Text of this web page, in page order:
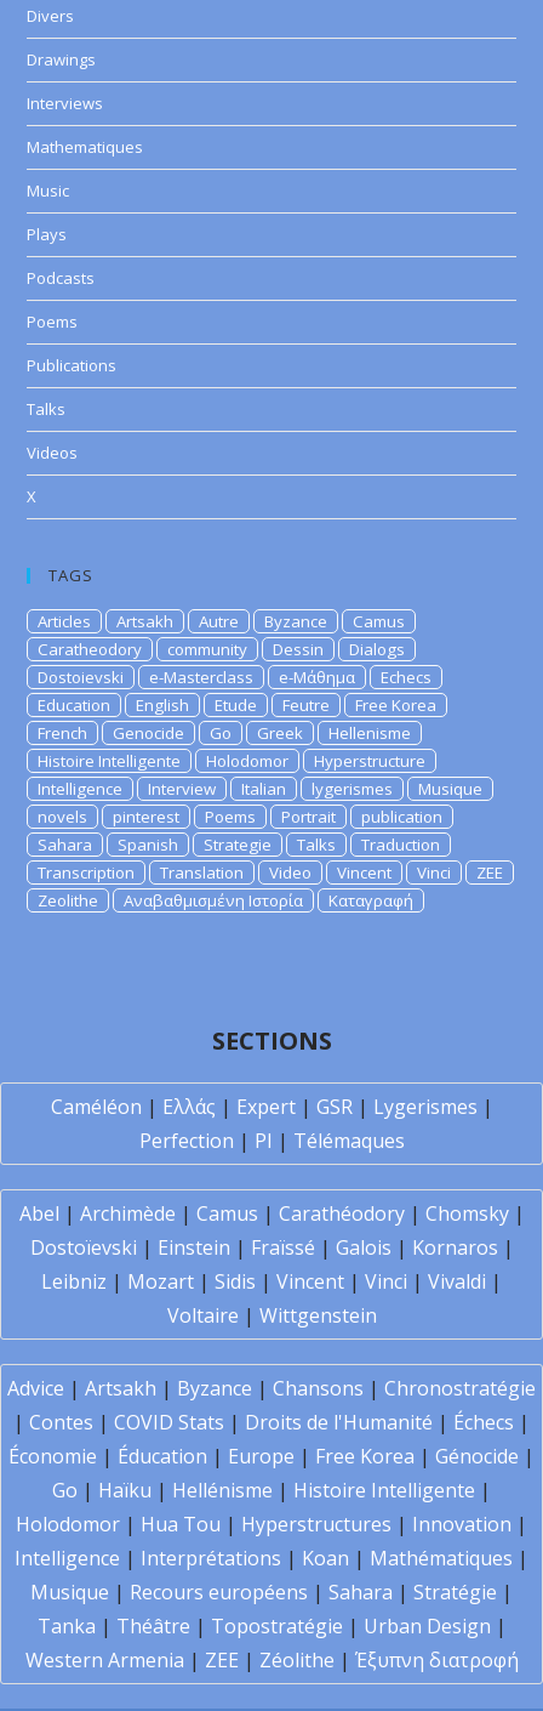
Divers
Drawings
Interviews
Mathematiques
Music
Plays
Podcasts
Poems
Publications
Talks
Videos
X
TAGS
Articles Artsakh Autre Byzance
Camus
Caratheodory
community Dessin
Dialogs
Dostoievski
e-Masterclass e-Μάθημα
Echecs
Education
English Etude Feutre
Free Korea
French
Genocide Go Greek
Hellenisme
Histoire Intelligente
Holodomor
Hyperstructure
Intelligence
Interview Italian lygerismes
Musique
novels
pinterest Poems Portrait
publication
Sahara
Spanish Strategie Talks
Traduction
Transcription
Translation Video Vincent Vinci
ZEE
Zeolithe
Αναβαθμισμένη Ιστορία Καταγραφή
SECTIONS
Caméléon | Ελλάς | Expert| GSR| Lygerismes |
Perfection | PI | Télémaques
Abel | Archimède | Camus | Carathéodory| Chomsky|
Dostoïevski | Einstein | Fraïssé | Galois | Kornaros |
Leibniz | Mozart | Sidis | Vincent | Vinci | Vivaldi |
Voltaire | Wittgenstein
Advice | Artsakh | Byzance | Chansons | Chronostratégie
| Contes | COVID Stats | Droits de l'Humanité | Échecs |
Économie | Éducation | Europe | Free Korea | Génocide |
Go | Haïku | Hellénisme | Histoire Intelligente |
Holodomor | Hua Tou | Hyperstructures | Innovation |
Intelligence | Interprétations | Koan | Mathématiques |
Musique | Recours européens | Sahara | Stratégie |
Tanka | Théâtre | Topostratégie | Urban Design |
Western Armenia | ZEE | Zéolithe | Έξυπνη διατροφή